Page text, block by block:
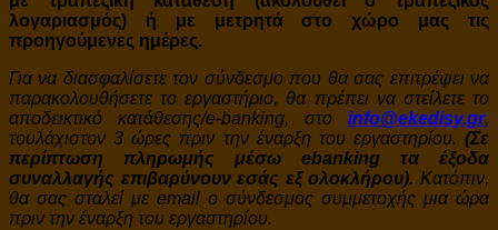
λογαριασμός) ή με μετρητά στο χώρο μας τις
προηγούμενες ημέρες.
Για να διασφαλίσετε τον σύνδεσμο που θα σας επιτρέψει να
παρακολουθήσετε το εργαστήριο, θα πρέπει να στείλετε το
αποδεικτικό κατάθεσης/e-banking, στο info@ekedisy.gr,
τουλάχιστον 3 ώρες πριν την έναρξη του εργαστηρίου. (Σε
περίπτωση πληρωμής μέσω ebanking τα έξοδα
συναλλαγής επιβαρύνουν εσάς εξ ολοκλήρου). Κατόπιν,
θα σας σταλεί με email ο σύνδεσμος συμμετοχής μια ώρα
πριν την έναρξη του εργαστηρίου.